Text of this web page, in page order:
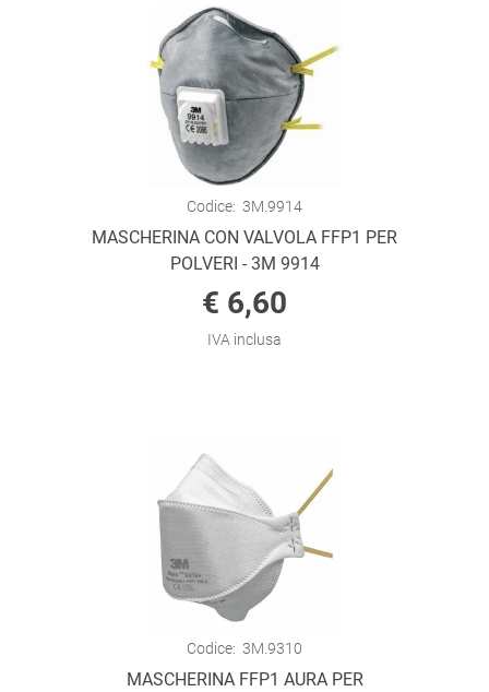
Codice: 3M.9914
MASCHERINA CON VALVOLA FFP1 PER
POLVERI - 3M 9914
€ 6,60
IVA inclusa
Codice: 3M.9310
MASCHERINA FFP1 AURA PER